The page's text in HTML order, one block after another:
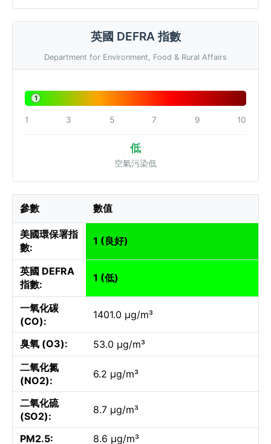
英國 DEFRA 指數
Department for Environment, Food & Rural Affairs
1
1 3 5 7 9 10
低
空氣污染低
參數 數值
美國環保署指
數:
1 (良好)
英國 DEFRA
指數:
1 (低)
一氧化碳
(CO):
1401.0 µg/m³
臭氧 (O3):
53.0 µg/m³
二氧化氮
(NO2):
6.2 µg/m³
二氧化硫
(SO2):
8.7 µg/m³
PM2.5:
8.6 µg/m³